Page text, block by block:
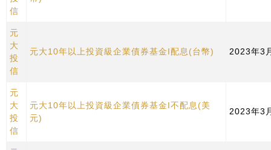
信
元
大
投
信
元大10年以上投資級企業債券基金I配息(台幣) 2023年3
元
大
投
信
元大10年以上投資級企業債券基金I不配息(美
元)
2023年3